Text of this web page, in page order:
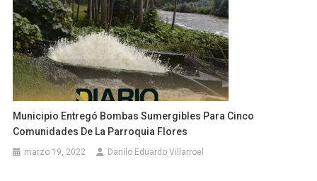
Municipio Entregó Bombas Sumergibles Para Cinco
Comunidades De La Parroquia Flores
marzo 19, 2022 Danilo Eduardo Villarroel